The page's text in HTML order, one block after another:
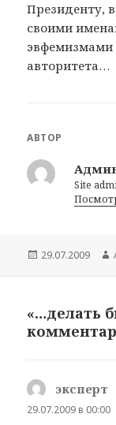
Президенту,
своими
эвфемизмами
авторитета…
АВТОР
Site
Опубликовано
29.07.2009
«…делать
эксперт
29.07.2009 в 00:00